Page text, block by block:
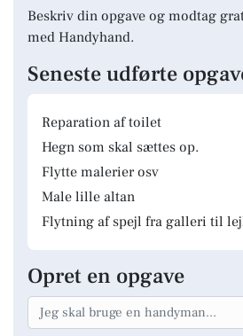
Beskriv din opgave og modtag
med Handyhand.
Seneste udførte
Reparation af toilet
Hegn som skal sættes op.
Flytte malerier osv
Male lille altan
Flytning af spejl fra galleri til
Opret en opgave